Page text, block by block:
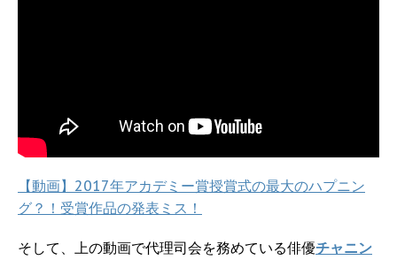
【動画】2017年アカデミー賞授賞式の最大のハプニン
グ？！受賞作品の発表ミス！
そして、上の動画で代理司会を務めている俳優チャニン